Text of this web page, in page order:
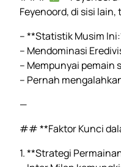
Feyenoord, di sisi
– **Statistik Musim
– Mendominasi
– Mempunyai pemain
– Pernah
—
## **Faktor Kunci
1. **Strategi